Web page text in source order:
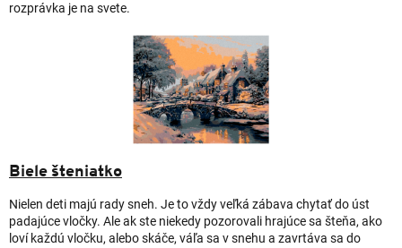
rozprávka je na svete.
Biele šteniatko
Nielen deti majú rady sneh. Je to vždy veľká zábava chytať do úst
padajúce vločky. Ale ak ste niekedy pozorovali hrajúce sa šteňa, ako
loví každú vločku, alebo skáče, váľa sa v snehu a zavrtáva sa do